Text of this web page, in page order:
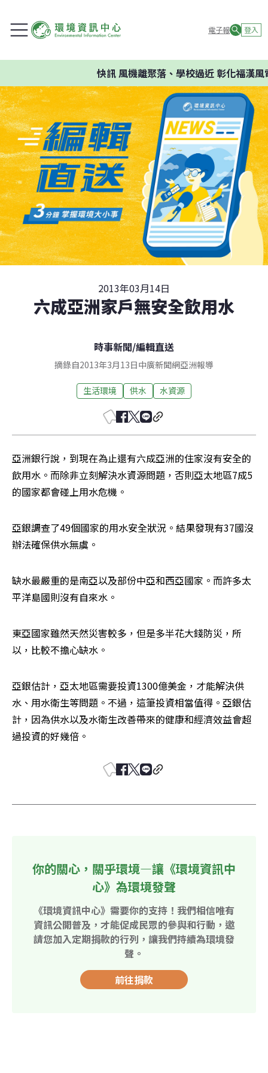
電子報 登入
快訊風機離聚落、學校過近 彰化福漢風
2013年03月14日
六成亞洲家戶無安全飲用水
時事新聞/編輯直送
摘錄自2013年3月13日中廣新聞網亞洲報導
生活環境 供水 水資源
亞洲銀行說，到現在為止還有六成亞洲的住家沒有安全的
飲用水。而除非立刻解決水資源問題，否則亞太地區7成5
的國家都會碰上用水危機。
亞銀調查了49個國家的用水安全狀況。結果發現有37國沒
辦法確保供水無虞。
缺水最嚴重的是南亞以及部份中亞和西亞國家。而許多太
平洋島國則沒有自來水。
東亞國家雖然天然災害較多，但是多半花大錢防災，所
以，比較不擔心缺水。
亞銀估計，亞太地區需要投資1300億美金，才能解決供
水、用水衛生等問題。不過，這筆投資相當值得。亞銀估
計，因為供水以及水衛生改善帶來的健康和經濟效益會超
過投資的好幾倍。
你的關心，關乎環境—讓《環境資訊中
心》為環境發聲
《環境資訊中心》需要你的支持！我們相信唯有
資訊公開普及，才能促成民眾的參與和行動，邀
請您加入定期捐款的行列，讓我們持續為環境發
聲。
前往捐款